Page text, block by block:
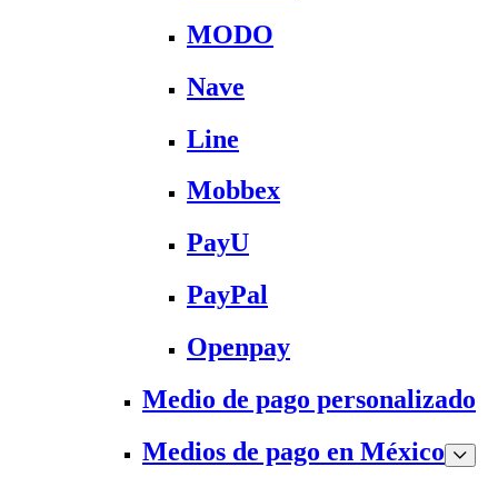
MODO
Nave
Line
Mobbex
PayU
PayPal
Openpay
Medio de pago personalizado
Medios de pago en México